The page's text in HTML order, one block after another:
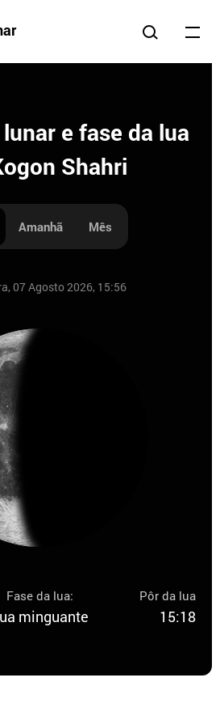
e fase da lua
Shahri
Amanhã Mês
07 Agosto 2026, 15:56
Fase da lua:
minguante
Pôr da lua
15:18